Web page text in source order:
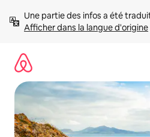
directement
Afficher dans la langue d'origine